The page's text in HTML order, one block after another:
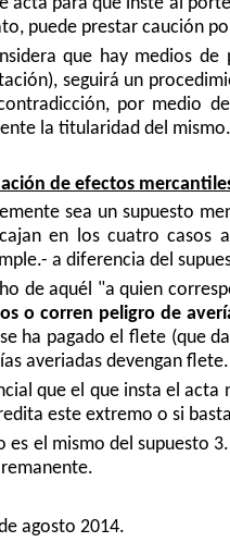
puede prestar caución
que hay medios
seguirá un
por medio
la titularidad del mismo.
de efectos
sea un supuesto
en los cuatro casos
a diferencia del
de aquél "a quien
o corren peligro de
ha pagado el flete (que
averiadas devengan flete.
que el que insta el
este extremo o si
es el mismo del supuesto
agosto 2014.